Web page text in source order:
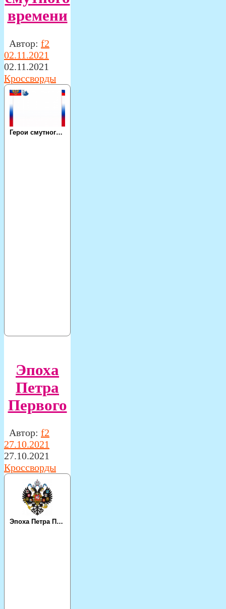
времени
Автор: f2
02.11.2021
02.11.2021
Кроссворды
Эпоха
Петра
Первого
Автор: f2
27.10.2021
27.10.2021
Кроссворды